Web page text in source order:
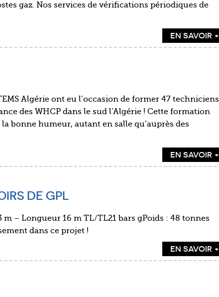
gaz. Nos services de vérifications périodiques de
EN SAVOIR +
Algérie ont eu l’occasion de former 47 techniciens
des WHCP dans le sud l’Algérie ! Cette formation
bonne humeur, autant en salle qu’auprès des
EN SAVOIR +
DE GPL
m – Longueur 16 m TL/TL21 bars gPoids : 48 tonnes
dans ce projet !
EN SAVOIR +